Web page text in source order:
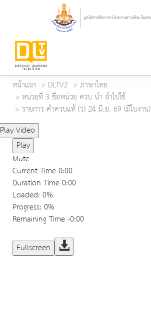
หน้าแรก DLTV2
ภาษาไทย
หน่วยที่ 3 ชื่อหน่วย ควบ นำ จำไปใช้
รายการ คำควบแท้ (ว) 24 มิ.ย. 69 (มีใบงาน)
Play Video
Play
Mute
Current Time0:00
Duration Time0:00
Loaded: 0%
Progress: 0%
Remaining Time-0:00
Fullscreen